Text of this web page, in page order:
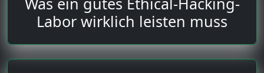
Labor wirklich leisten muss